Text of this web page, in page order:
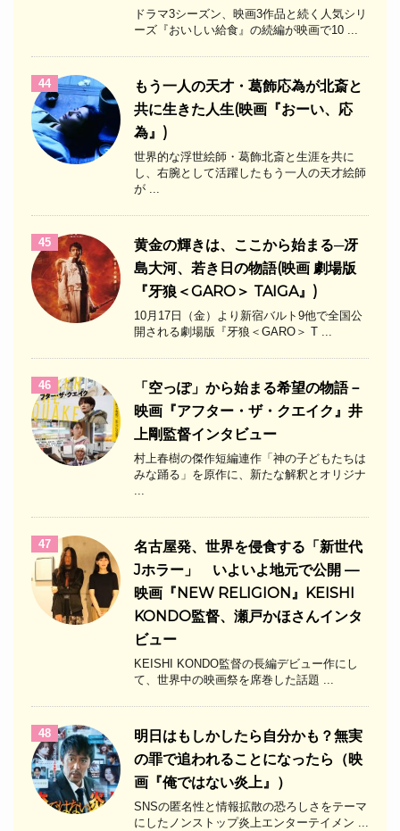
ドラマ3シーズン、映画3作品と続く人気シリ
ーズ『おいしい給食』の続編が映画で10 ...
44
もう一人の天才・葛飾応為が北斎と
共に生きた人生(映画『おーい、応
為』)
世界的な浮世絵師・葛飾北斎と生涯を共に
し、右腕として活躍したもう一人の天才絵師
が ...
45
黄金の輝きは、ここから始まる─冴
島大河、若き日の物語(映画 劇場版
『牙狼＜GARO＞ TAIGA』)
10月17日（金）より新宿バルト9他で全国公
開される劇場版『牙狼＜GARO＞ T ...
46
「空っぽ」から始まる希望の物語－
映画『アフター・ザ・クエイク』井
上剛監督インタビュー
村上春樹の傑作短編連作「神の子どもたちは
みな踊る」を原作に、新たな解釈とオリジナ
...
47
名古屋発、世界を侵食する「新世代
Jホラー」 いよいよ地元で公開 —
映画『NEW RELIGION』KEISHI
KONDO監督、瀬戸かほさんインタ
ビュー
KEISHI KONDO監督の長編デビュー作にし
て、世界中の映画祭を席巻した話題 ...
48
明日はもしかしたら自分かも？無実
の罪で追われることになったら（映
画『俺ではない炎上』）
SNSの匿名性と情報拡散の恐ろしさをテーマ
にしたノンストップ炎上エンターテイメン ...